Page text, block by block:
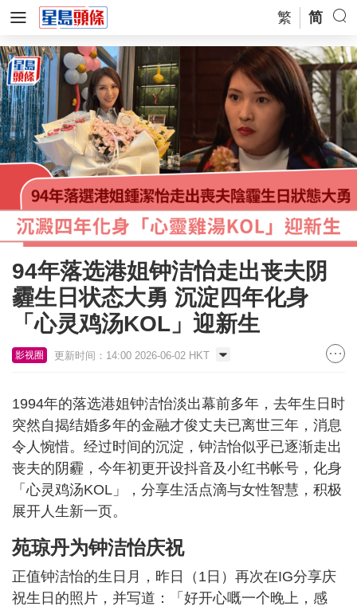
繁 简
94年落选港姐钟洁怡走出丧夫阴
霾生日状态大勇 沉淀四年化身
「心灵鸡汤KOL」迎新生
影视圈 更新时间：14:00 2026-06-02 HKT
1994年的落选港姐钟洁怡淡出幕前多年，去年生日时
突然自揭结婚多年的金融才俊丈夫已离世三年，消息
令人惋惜。经过时间的沉淀，钟洁怡似乎已逐渐走出
丧夫的阴霾，今年初更开设抖音及小红书帐号，化身
「心灵鸡汤KOL」，分享生活点滴与女性智慧，积极
展开人生新一页。
苑琼丹为钟洁怡庆祝
正值钟洁怡的生日月，昨日（1日）再次在IG分享庆
祝生日的照片，并写道：「好开心嘅一个晚上，感